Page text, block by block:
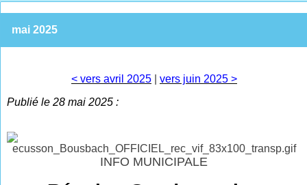
mai 2025
< vers avril 2025
vers juin 2025 >
Publié le 28 mai 2025 :
INFO MUNICIPALE